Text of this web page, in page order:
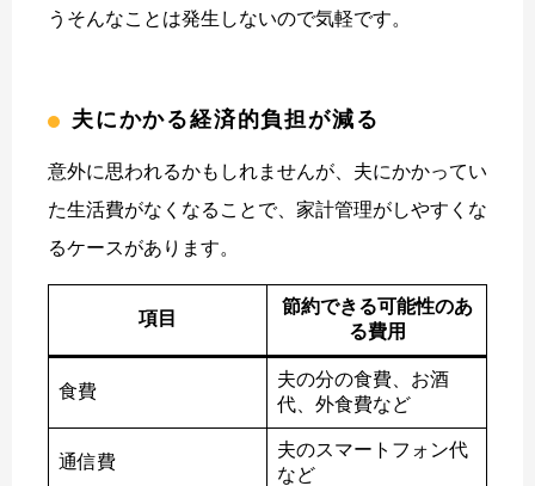
うそんなことは発生しないので気軽です。
夫にかかる経済的負担が減る
意外に思われるかもしれませんが、夫にかかってい
た生活費がなくなることで、家計管理がしやすくな
るケースがあります。
項目
節約できる可能性のあ
る費用
食費
夫の分の食費、お酒
代、外食費など
通信費
夫のスマートフォン代
など